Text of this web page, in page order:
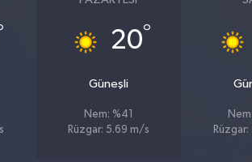
20°
Güneşli
Nem: %41
Rüzgar: 5.69 m/s